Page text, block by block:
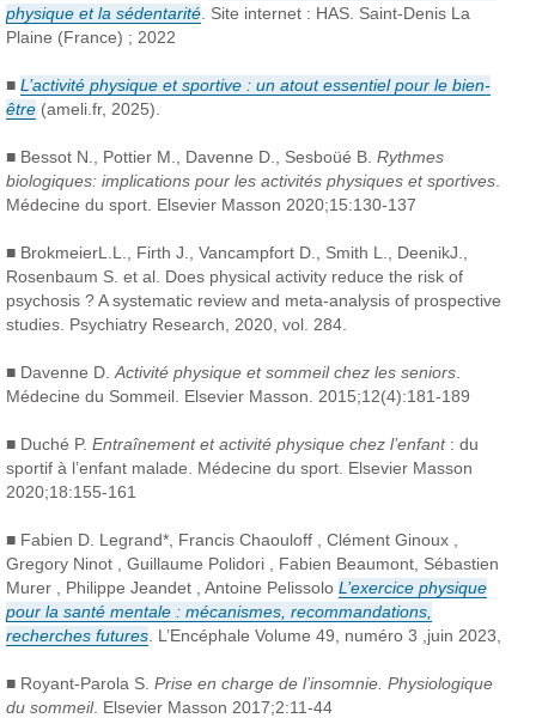
physique et la sédentarité . Site internet : HAS. Saint-Denis La
Plaine (France) ; 2022
■L’activité physique et sportive : un atout essentiel pour le bien-
être (ameli.fr, 2025).
■ Bessot N., Pottier M., Davenne D., Sesboüé B.Rythmes
biologiques: implications pour les activités physiques et sportives
Médecine du sport. Elsevier Masson 2020;15:130-137
■ BrokmeierL.L., Firth J., Vancampfort D., Smith L., DeenikJ.,
Rosenbaum S. et al. Does physical activity reduce the risk of
psychosis ? A systematic review and meta-analysis of prospective
studies. Psychiatry Research, 2020, vol. 284.
■ Davenne D.Activité physique et sommeil chez les seniors
Médecine du Sommeil. Elsevier Masson. 2015;12(4):181-189
■ Duché P.Entraînement et activité physique chez l’enfant: du
sportif à l’enfant malade. Médecine du sport. Elsevier Masson
2020;18:155-161
■ Fabien D. Legrand*, Francis Chaouloff , Clément Ginoux ,
Gregory Ninot , Guillaume Polidori , Fabien Beaumont, Sébastien
Murer , Philippe Jeandet , Antoine PelissoloL’exercice physique
pour la santé mentale : mécanismes, recommandations,
recherches futures . L’Encéphale Volume 49, numéro 3 ,juin 2023,
■ Royant-Parola S.Prise en charge de l’insomnie. Physiologique
du sommeil. Elsevier Masson 2017;2:11-44